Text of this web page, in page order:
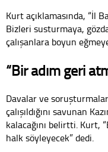
Kurt açıklamasında, “İl
Bizleri susturmaya,
çalışanlara boyun
“Bir adım geri
Davalar ve
çalışıldığını savunan
kalacağını belirtti. Kurt,
halk söyleyecek” dedi.